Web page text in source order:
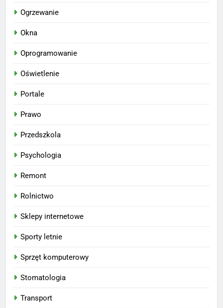
Ogrzewanie
Okna
Oprogramowanie
Oświetlenie
Portale
Prawo
Przedszkola
Psychologia
Remont
Rolnictwo
Sklepy internetowe
Sporty letnie
Sprzęt komputerowy
Stomatologia
Transport